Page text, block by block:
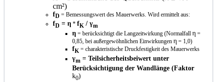
cm²)
fD = Bemessungswert des Mauerwerks. Wird ermittelt aus:
fD = η * fK / γm
η = berücksichtigt die Langzeitwirkung (Normalfall η =
0,85, bei außergewöhnlichen Einwirkungen η = 1,0)
fK = charakteristische Druckfestigkeit des Mauerwerks
γm = Teilsicherheitsbeiwert unter
Berücksichtigung der Wandlänge (Faktor
k0)